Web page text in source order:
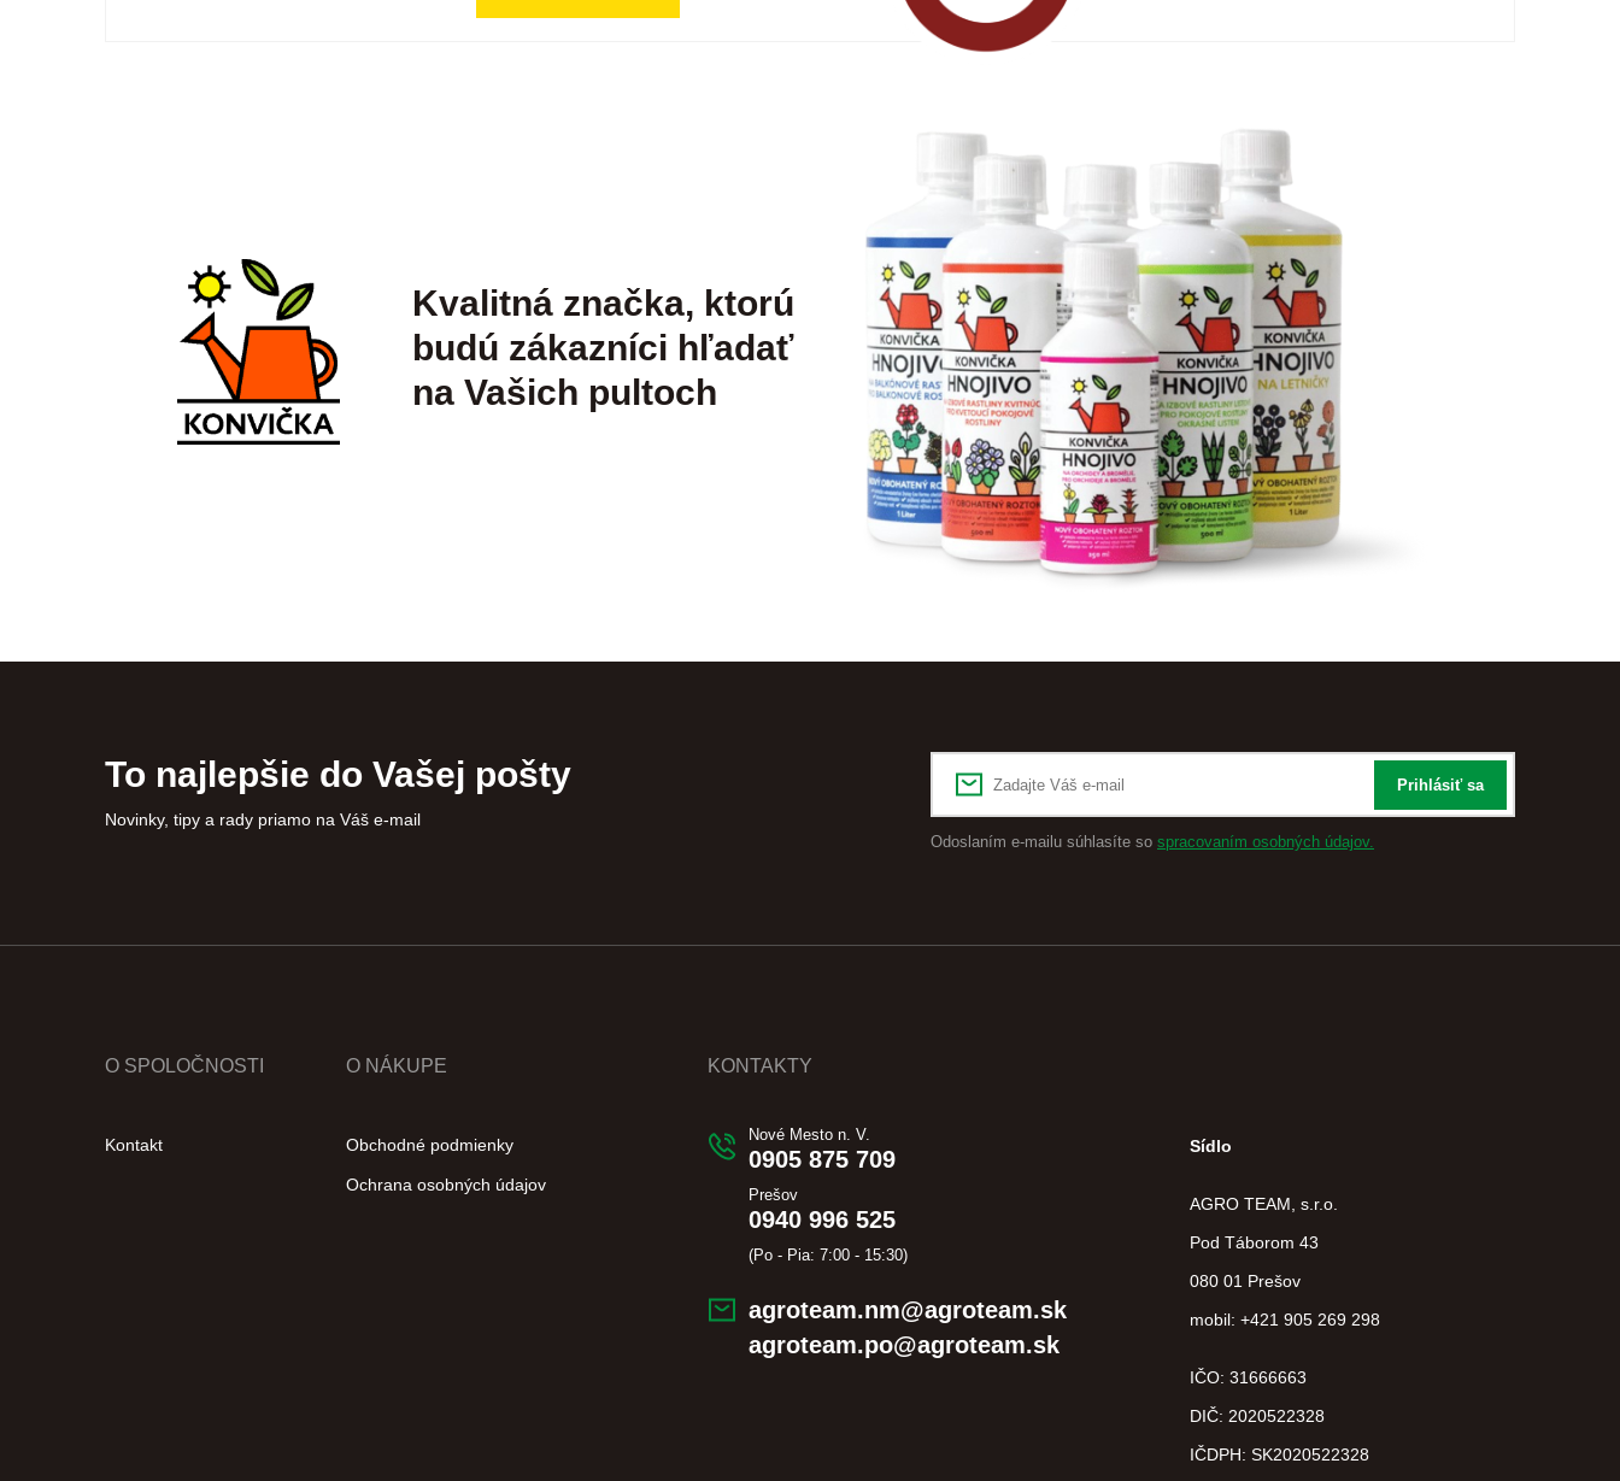
Kvalitná značka, ktorú
budú zákazníci hľadať
na Vašich pultoch
To najlepšie do Vašej pošty
Novinky, tipy a rady priamo na Váš e-mail
Prihlásiť sa
Odoslaním e-mailu súhlasíte so spracovaním osobných údajov.
O SPOLOČNOSTI
Kontakt
O NÁKUPE
Obchodné podmienky
Ochrana osobných údajov
KONTAKTY
Nové Mesto n. V.
0905 875 709
Prešov
0940 996 525
(Po - Pia: 7:00 - 15:30)
agroteam.nm@agroteam.sk
agroteam.po@agroteam.sk
Sídlo
AGRO TEAM, s.r.o.
Pod Táborom 43
080 01 Prešov
mobil: +421 905 269 298
IČO: 31666663
DIČ: 2020522328
IČDPH: SK2020522328